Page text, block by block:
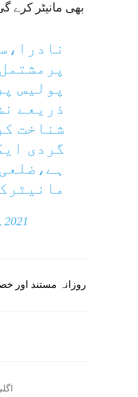
بھی مانیٹر کرے
پولیس
ذریعے
شناخت
گردی
روزانہ مستند اور